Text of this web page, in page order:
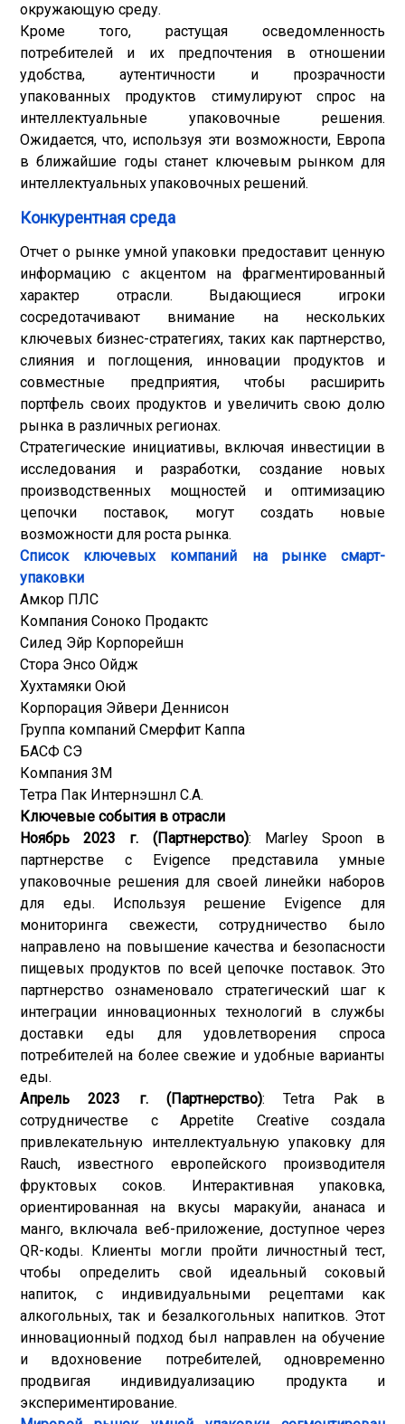
окружающую среду.
Кроме того, растущая осведомленность
потребителей и их предпочтения в отношении
удобства, аутентичности и прозрачности
упакованных продуктов стимулируют спрос на
интеллектуальные упаковочные решения.
Ожидается, что, используя эти возможности, Европа
в ближайшие годы станет ключевым рынком для
интеллектуальных упаковочных решений.
Конкурентная среда
Отчет о рынке умной упаковки предоставит ценную
информацию с акцентом на фрагментированный
характер отрасли. Выдающиеся игроки
сосредотачивают внимание на нескольких
ключевых бизнес-стратегиях, таких как партнерство,
слияния и поглощения, инновации продуктов и
совместные предприятия, чтобы расширить
портфель своих продуктов и увеличить свою долю
рынка в различных регионах.
Стратегические инициативы, включая инвестиции в
исследования и разработки, создание новых
производственных мощностей и оптимизацию
цепочки поставок, могут создать новые
возможности для роста рынка.
Список ключевых компаний на рынке смарт-
упаковки
Амкор ПЛС
Компания Соноко Продактс
Силед Эйр Корпорейшн
Стора Энсо Ойдж
Хухтамяки Оюй
Корпорация Эйвери Деннисон
Группа компаний Смерфит Каппа
БАСФ СЭ
Компания 3М
Тетра Пак Интернэшнл С.А.
Ключевые события в отрасли
Ноябрь 2023 г. (Партнерство): Marley Spoon в
партнерстве с Evigence представила умные
упаковочные решения для своей линейки наборов
для еды. Используя решение Evigence для
мониторинга свежести, сотрудничество было
направлено на повышение качества и безопасности
пищевых продуктов по всей цепочке поставок. Это
партнерство ознаменовало стратегический шаг к
интеграции инновационных технологий в службы
доставки еды для удовлетворения спроса
потребителей на более свежие и удобные варианты
еды.
Апрель 2023 г. (Партнерство): Tetra Pak в
сотрудничестве с Appetite Creative создала
привлекательную интеллектуальную упаковку для
Rauch, известного европейского производителя
фруктовых соков. Интерактивная упаковка,
ориентированная на вкусы маракуйи, ананаса и
манго, включала веб-приложение, доступное через
QR-коды. Клиенты могли пройти личностный тест,
чтобы определить свой идеальный соковый
напиток, с индивидуальными рецептами как
алкогольных, так и безалкогольных напитков. Этот
инновационный подход был направлен на обучение
и вдохновение потребителей, одновременно
продвигая индивидуализацию продукта и
экспериментирование.